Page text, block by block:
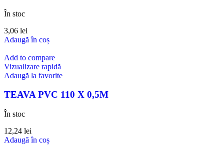
În stoc
3,06 lei
Adaugă în coș
Add to compare
Vizualizare rapidă
Adaugă la favorite
TEAVA PVC 110 X 0,5M
În stoc
12,24 lei
Adaugă în coș